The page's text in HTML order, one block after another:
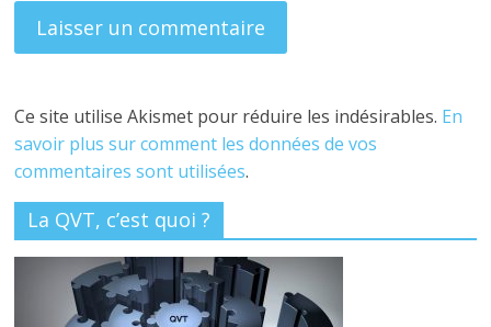
Ce site utilise Akismet pour réduire les indésirables. En
savoir plus sur comment les données de vos
commentaires sont utilisées.
La QVT, c’est quoi ?